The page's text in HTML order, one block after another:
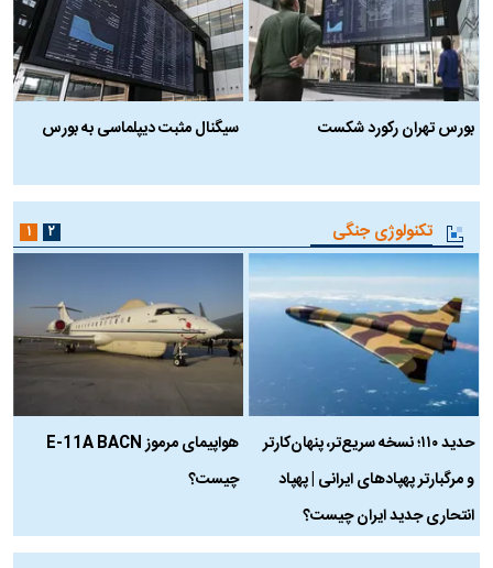
بورس تهران رکورد شکست
سیگنال مثبت دیپلماسی به بورس
تکنولوژی جنگی
حدید ۱۱۰؛ نسخه سریع‌تر، پنهان‌کارتر
و مرگبارتر پهپادهای ایرانی | پهپاد
انتحاری جدید ایران چیست؟
هواپیمای مرموز E-11A BACN
چیست؟
۱ ۲